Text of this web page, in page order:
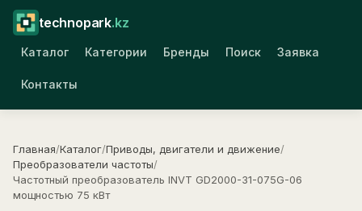
technopark.kz
Каталог Категории Бренды Поиск Заявка
Контакты
Главная/Каталог/Приводы, двигатели и движение/
Преобразователи частоты/
Частотный преобразователь INVT GD2000-31-075G-06
мощностью 75 кВт